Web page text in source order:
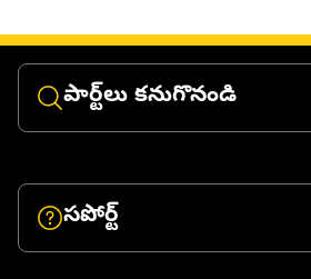
పార్ట్‌లు కనుగొనండి
సపోర్ట్